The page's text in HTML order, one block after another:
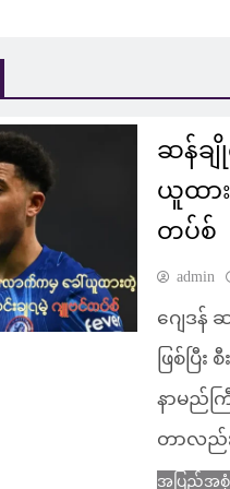
ဆန်ခ
ယူထား
တပ်စ်
admin
ဂျေဒန်
ဖြစ်ပြီ
နာမည်က
တာလည်း
အပြည့်အ